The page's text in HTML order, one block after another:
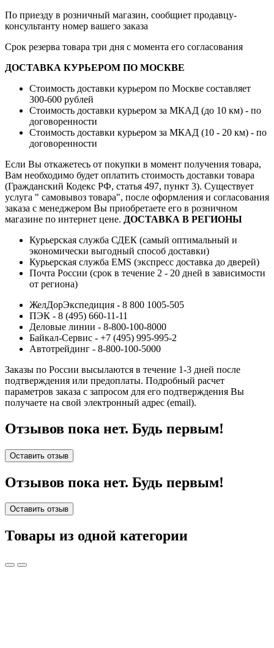
По приезду в розничный магазин, сообщиет продавцу-
консультанту номер вашего заказа
Срок резерва товара три дня с момента его согласования
ДОСТАВКА КУРЬЕРОМ ПО МОСКВЕ
Стоимость доставки курьером по Москве составляет
300-600 рублей
Стоимость доставки курьером за МКАД (до 10 км) - по
договоренности
Стоимость доставки курьером за МКАД (10 - 20 км) - по
договоренности
Если Вы откажетесь от покупки в момент получения товара,
Вам необходимо будет оплатить стоимость доставки товара
(Гражданский Кодекс РФ, статья 497, пункт 3). Существует
услуга " самовывоз товара", после оформления и согласования
заказа с менеджером Вы приобретаете его в розничном
магазине по интернет цене. ДОСТАВКА В РЕГИОНЫ
Курьерская служба СДЕК (самый оптимальный и
экономически выгодный способ доставки)
Курьерская служба EMS (экспресс доставка до дверей)
Почта России (срок в течение 2 - 20 дней в зависимости
от региона)
ЖелДорЭкспедиция - 8 800 1005-505
ПЭК - 8 (495) 660-11-11
Деловые линии - 8-800-100-8000
Байкал-Сервис - +7 (495) 995-995-2
Автотрейдинг - 8-800-100-5000
Заказы по России высылаются в течение 1-3 дней после
подтверждения или предоплаты. Подробный расчет
параметров заказа с запросом для его подтверждения Вы
получаете на свой электронный адрес (email).
Отзывов пока нет. Будь первым!
Оставить отзыв
Отзывов пока нет. Будь первым!
Оставить отзыв
Товары из одной категории